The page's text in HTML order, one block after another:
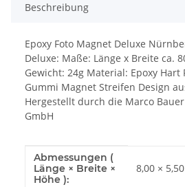
Beschreibung
Epoxy Foto Magnet Deluxe
Deluxe: Maße: Länge x Breite ca.
Gewicht: 24g Material: Epoxy Hart
Gummi Magnet Streifen Design
Hergestellt durch die Marco
GmbH
Produkteigenschaft
Wert
Abmessungen (
Länge × Breite ×
Höhe ):
8,00 ×